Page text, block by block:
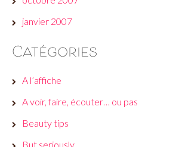
janvier 2007
Catégories
A l’affiche
A voir, faire, écouter… ou pas
Beauty tips
But seriously